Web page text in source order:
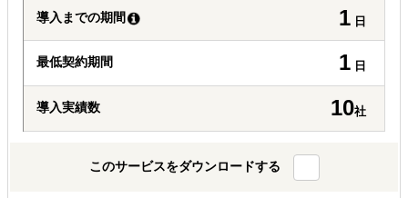
導入までの期間 1 日
最低契約期間 1 日
導入実績数 10社
このサービスをダウンロードする